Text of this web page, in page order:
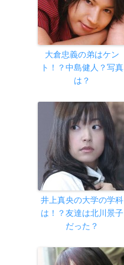
大倉忠義の弟はケン
ト！？中島健人？写真
は？
井上真央の大学の学科
は！？友達は北川景子
だった？